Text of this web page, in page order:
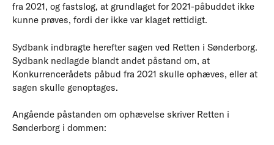
fra 2021, og fastslog, at grundlaget for 2021-påbuddet ikke
kunne prøves, fordi der ikke var klaget rettidigt.
Sydbank indbragte herefter sagen ved Retten i Sønderborg.
Sydbank nedlagde blandt andet påstand om, at
Konkurrencerådets påbud fra 2021 skulle ophæves, eller at
sagen skulle genoptages.
Angående påstanden om ophævelse skriver Retten i
Sønderborg i dommen: